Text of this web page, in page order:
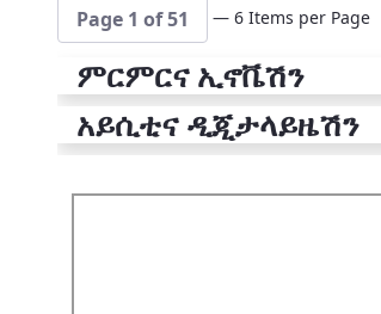
Page 1 of 51 — 6 Items per Page
ምርምርና ኢኖቬሽን
አይሲቲና ዲጂታላይዜሽን